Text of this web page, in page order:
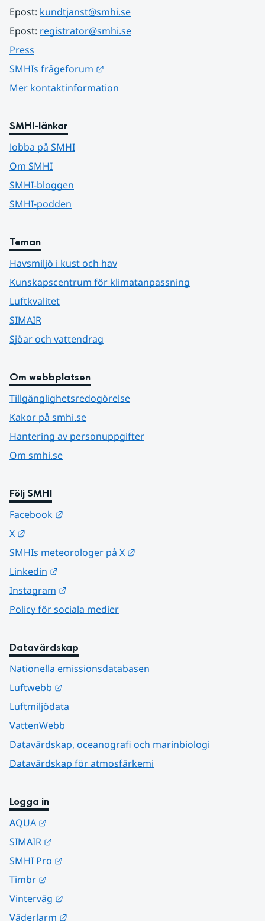
Epost: kundtjanst@smhi.se
Epost: registrator@smhi.se
Press
SMHIs frågeforum
Mer kontaktinformation
SMHI-länkar
Jobba på SMHI
Om SMHI
SMHI-bloggen
SMHI-podden
Teman
Havsmiljö i kust och hav
Kunskapscentrum för klimatanpassning
Luftkvalitet
SIMAIR
Sjöar och vattendrag
Om webbplatsen
Tillgänglighetsredogörelse
Kakor på smhi.se
Hantering av personuppgifter
Om smhi.se
Följ SMHI
Facebook
X
SMHIs meteorologer på X
Linkedin
Instagram
Policy för sociala medier
Datavärdskap
Nationella emissionsdatabasen
Luftwebb
Luftmiljödata
VattenWebb
Datavärdskap, oceanografi och marinbiologi
Datavärdskap för atmosfärkemi
Logga in
AQUA
SIMAIR
SMHI Pro
Timbr
Vinterväg
Väderlarm